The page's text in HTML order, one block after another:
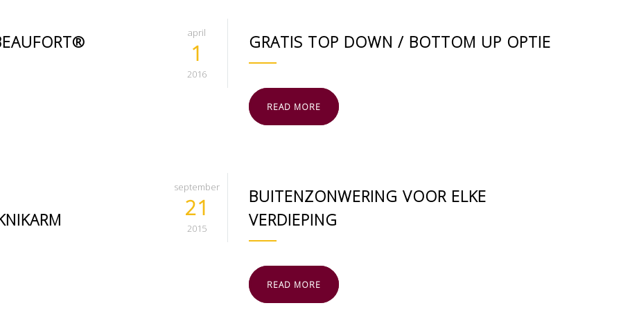
april
1
2016
GRATIS TOP DOWN / BOTTOM UP OPTIE
READ MORE
september
21
2015
BUITENZONWERING VOOR ELKE
VERDIEPING
READ MORE